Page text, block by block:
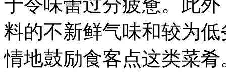
料的不新鲜气味和较为
情地鼓励食客点这类菜肴